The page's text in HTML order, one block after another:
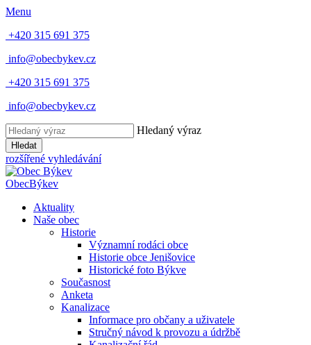
Menu
+420 315 691 375
info@obecbykev.cz
+420 315 691 375
info@obecbykev.cz
Hledaný výraz
Hledat
rozšířené vyhledávání
ObecBýkev
Aktuality
Naše obec
Historie
Významní rodáci obce
Historie obce Jenišovice
Historické foto Býkve
Současnost
Anketa
Kanalizace
Informace pro občany a uživatele
Stručný návod k provozu a údržbě